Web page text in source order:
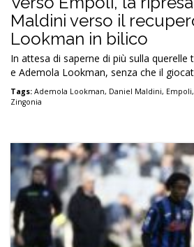
Maldini verso il
Lookman in bilico
In attesa di saperne di più sulla querelle
e Ademola Lookman, senza che il
Tags: Ademola Lookman, Daniel Maldini, Empoli,
Zingonia